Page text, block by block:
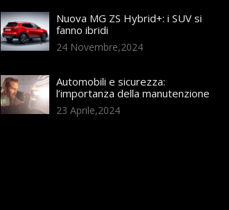
Nuova MG ZS Hybrid+: i SUV si
fanno ibridi
24 Novembre,2024
Automobili e sicurezza:
l’importanza della manutenzione
23 Aprile,2024